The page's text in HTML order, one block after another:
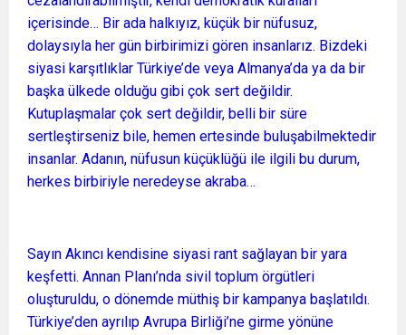
içerisinde… Bir ada halkıyız, küçük bir nüfusuz,
dolaysıyla her gün birbirimizi gören insanlarız. Bizdeki
siyasi karşıtlıklar Türkiye’de veya Almanya’da ya da bir
başka ülkede olduğu gibi çok sert değildir.
Kutuplaşmalar çok sert değildir, belli bir süre
sertleştirseniz bile, hemen ertesinde buluşabilmektedir
insanlar. Adanın, nüfusun küçüklüğü ile ilgili bu durum,
herkes birbiriyle neredeyse akraba…
Sayın Akıncı kendisine siyasi rant sağlayan bir yara
keşfetti. Annan Planı’nda sivil toplum örgütleri
oluşturuldu, o dönemde müthiş bir kampanya başlatıldı.
Türkiye’den ayrılıp Avrupa Birliği’ne girme yönüne